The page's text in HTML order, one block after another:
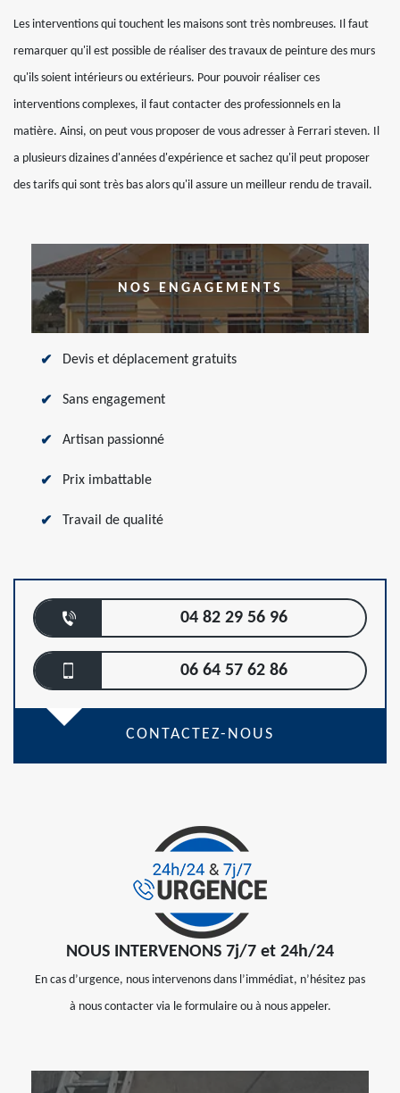
Les interventions qui touchent les maisons sont très nombreuses. Il faut
remarquer qu'il est possible de réaliser des travaux de peinture des murs
qu'ils soient intérieurs ou extérieurs. Pour pouvoir réaliser ces
interventions complexes, il faut contacter des professionnels en la
matière. Ainsi, on peut vous proposer de vous adresser à Ferrari steven. Il
a plusieurs dizaines d'années d'expérience et sachez qu'il peut proposer
des tarifs qui sont très bas alors qu'il assure un meilleur rendu de travail.
NOS ENGAGEMENTS
Devis et déplacement gratuits
Sans engagement
Artisan passionné
Prix imbattable
Travail de qualité
04 82 29 56 96
06 64 57 62 86
CONTACTEZ-NOUS
NOUS INTERVENONS 7j/7 et 24h/24
En cas d’urgence, nous intervenons dans l’immédiat, n’hésitez pas
à nous contacter via le formulaire ou à nous appeler.